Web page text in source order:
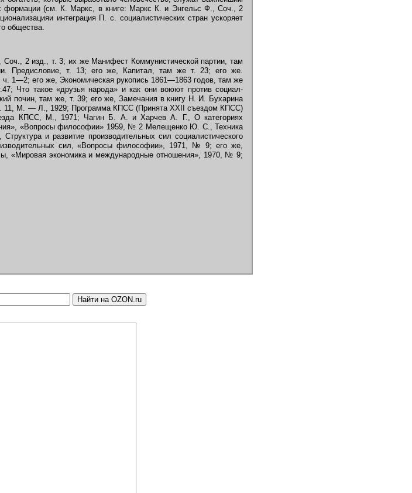
формации (см. К. Маркс, в книге: Маркс К. и Энгельс Ф., Соч., 2
интеграция П. с. социалистических стран ускоряет
общества.
2 изд., т. 3; их же Манифест Коммунистической партии, там
Предисловие, т. 13; его же, Капитал, там же т. 23; его же.
1—2; его же, Экономическая рукопись 1861—1863 годов, там же
Что такое «друзья народа» и как они воюют против социал-
почин, там же, т. 39; его же, Замечания в книгу Н. И. Бухарина
т. 11, М. — Л., 1929; Программа КПСС (Принята XXII съездом КПСС)
КПСС, М., 1971; Чагин Б. А. и Харчев А. Г., О категориях
«Вопросы философии» 1959, № 2 Мелещенко Ю. С., Техника
и развитие производительных сил социалистического
сил, «Вопросы философии», 1971, № 9; его же,
«Мировая экономика и международные отношения», 1970, № 9;